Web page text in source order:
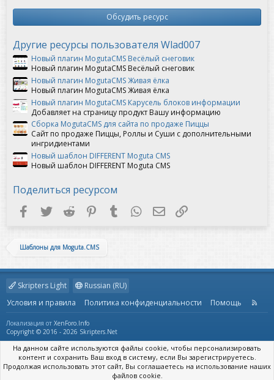
0
в
Обсудить ресурс
Другие ресурсы пользователя Wlad007
Новый плагин MogutaCMS Весёлый снеговик
Новый плагин MogutaCMS Весёлый снеговик
Новый плагин MogutaCMS Живая ёлка
Новый плагин MogutaCMS Живая ёлка
Новый плагин MogutaCMS Карусель блоков информации
Добавляет на страницу продукт Вашу информацию
Сборка MogutaCMS для сайта по продаже Пиццы
Сайт по продаже Пиццы, Роллы и Суши с дополнительными
ингридиентами
Новый шаблон DIFFERENT Moguta CMS
Новый шаблон DIFFERENT Moguta CMS
Поделиться ресурсом
FacebookTwitter Reddit PinterestTumblr WhatsAppЭлектронная почта
Шаблоны для Moguta.CMS
Skripters Light
Russian (RU)
Условия и правила
Политика конфиденциальности Помощь
R
Локализация от XenForo.Info
Copyright © 2016 - 2026 Skripters.Net
На данном сайте используются файлы cookie, чтобы персонализировать
контент и сохранить Ваш вход в систему, если Вы зарегистрируетесь.
Продолжая использовать этот сайт, Вы соглашаетесь на использование наших
файлов cookie.